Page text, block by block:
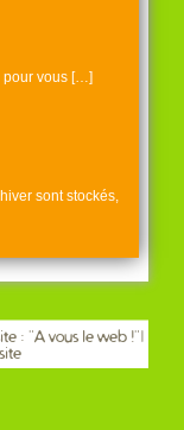
pour vous […]
sont stockés,
: "A vous le web !"|